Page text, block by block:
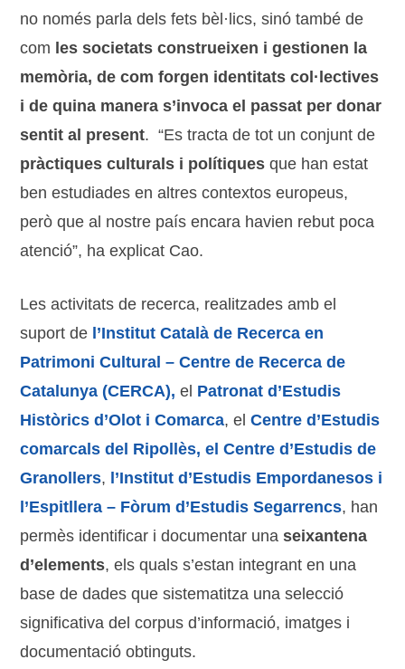
no només parla dels fets bèl·lics, sinó també de
com les societats construeixen i gestionen la
memòria, de com forgen identitats col·lectives
i de quina manera s’invoca el passat per donar
sentit al present. “Es tracta de tot un conjunt de
pràctiques culturals i polítiques que han estat
ben estudiades en altres contextos europeus,
però que al nostre país encara havien rebut poca
atenció”, ha explicat Cao.
Les activitats de recerca, realitzades amb el
suport de l’Institut Català de Recerca en
Patrimoni Cultural – Centre de Recerca de
Catalunya (CERCA), el Patronat d’Estudis
Històrics d’Olot i Comarca, elCentre d’Estudis
comarcals del Ripollès, el Centre d’Estudis de
Granollers, l’Institut d’Estudis Empordanesos i
l’Espitllera – Fòrum d’Estudis Segarrencs, han
permès identificar i documentar unaseixantena
d’elements, els quals s’estan integrant en una
base de dades que sistematitza una selecció
significativa del corpus d’informació, imatges i
documentació obtinguts.